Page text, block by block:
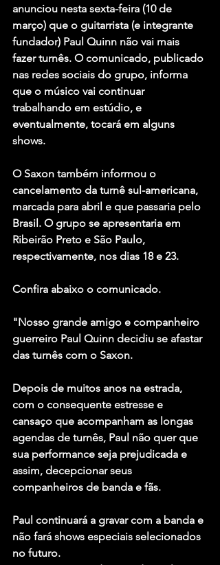
anunciou nesta sexta-feira (10 de
março) que o guitarrista (e integrante
fundador) Paul Quinn não vai mais
fazer turnês. O comunicado, publicado
nas redes sociais do grupo, informa
que o músico vai continuar
trabalhando em estúdio, e
eventualmente, tocará em alguns
shows.
O Saxon também informou o
cancelamento da turnê sul-americana,
marcada para abril e que passaria pelo
Brasil. O grupo se apresentaria em
Ribeirão Preto e São Paulo,
respectivamente, nos dias 18 e 23.
Confira abaixo o comunicado.
"Nosso grande amigo e companheiro
guerreiro Paul Quinn decidiu se afastar
das turnês com o Saxon.
Depois de muitos anos na estrada,
com o consequente estresse e
cansaço que acompanham as longas
agendas de turnês, Paul não quer que
sua performance seja prejudicada e
assim, decepcionar seus
companheiros de banda e fãs.
Paul continuará a gravar com a banda e
não fará shows especiais selecionados
no futuro.